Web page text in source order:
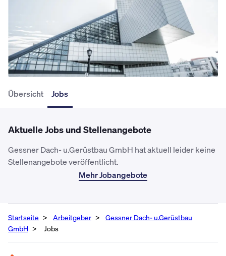
Übersicht Jobs
Aktuelle Jobs und Stellenangebote
Gessner Dach- u.Gerüstbau GmbH hat aktuell leider keine
Stellenangebote veröffentlicht.
Mehr Jobangebote
Startseite Arbeitgeber
Gessner Dach- u.Gerüstbau
GmbH
Jobs